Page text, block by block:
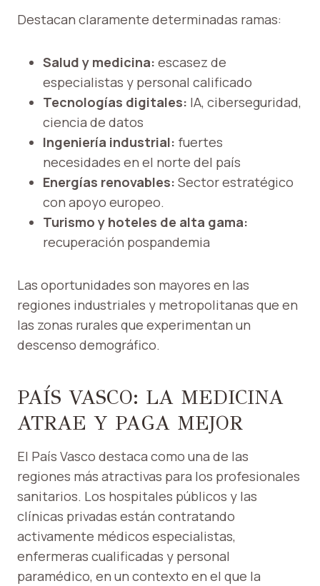
Destacan claramente determinadas ramas:
Salud y medicina: escasez de
especialistas y personal calificado
Tecnologías digitales: IA, ciberseguridad,
ciencia de datos
Ingeniería industrial: fuertes
necesidades en el norte del país
Energías renovables: Sector estratégico
con apoyo europeo.
Turismo y hoteles de alta gama:
recuperación pospandemia
Las oportunidades son mayores en las
regiones industriales y metropolitanas que en
las zonas rurales que experimentan un
descenso demográfico.
PAÍS VASCO: LA MEDICINA
ATRAE Y PAGA MEJOR
El País Vasco destaca como una de las
regiones más atractivas para los profesionales
sanitarios. Los hospitales públicos y las
clínicas privadas están contratando
activamente médicos especialistas,
enfermeras cualificadas y personal
paramédico, en un contexto en el que la